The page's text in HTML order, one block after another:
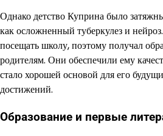
Однако детство Куприна было
как осложненный туберкулез и
посещать школу, поэтому получал
родителям. Они обеспечили ему
стало хорошей основой для его
достижений.
Образование и первые